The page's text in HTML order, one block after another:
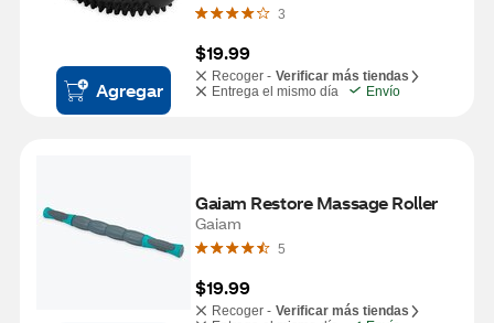
Agregar
3
$19.99
Recoger - Verificar más tiendas
Entrega el mismo día
Envío
Gaiam Restore Massage Roller
Gaiam
5
$19.99
Recoger - Verificar más tiendas